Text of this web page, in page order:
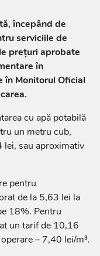
începând de
serviciile de
prețuri aprobate
în
în Monitorul Oficial
cu apă potabilă
un metru cub,
lei, sau aproximativ
pentru
de la 5,63 lei la
18%. Pentru
un tarif de 10,16
– 7,40 lei/m³.